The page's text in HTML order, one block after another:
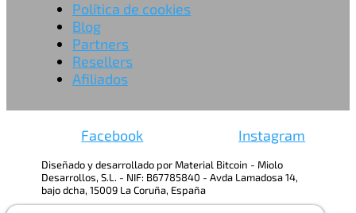
Política de cookies
Blog
Partners
Resellers
Afiliados
Facebook Instagram
Diseñado y desarrollado por Material Bitcoin - Miolo
Desarrollos, S.L. - NIF: B67785840 - Avda Lamadosa 14,
bajo dcha, 15009 La Coruña, España